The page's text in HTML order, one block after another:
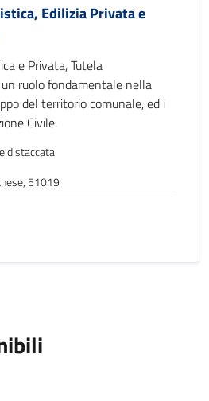
Edilizia Privata e
e Privata, Tutela
ruolo fondamentale nella
del territorio comunale, ed i
Civile.
distaccata
51019